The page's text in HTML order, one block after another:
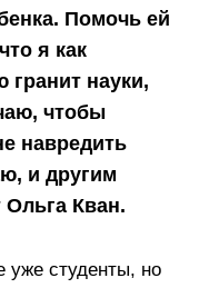
Помочь ей
я как
гранит науки,
чтобы
навредить
и другим
Кван.
уже студенты, но